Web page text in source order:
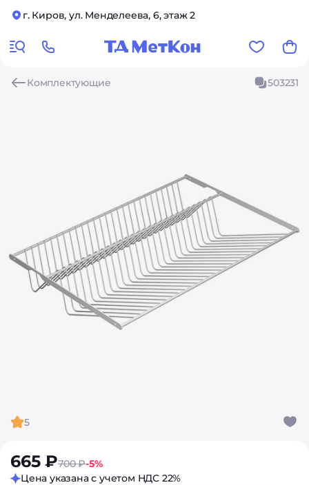
г. Киров, ул. Менделеева, 6, этаж 2
Комплектующие 503231
5
665 ₽700 ₽-5%
Цена указана с учетом НДС 22%